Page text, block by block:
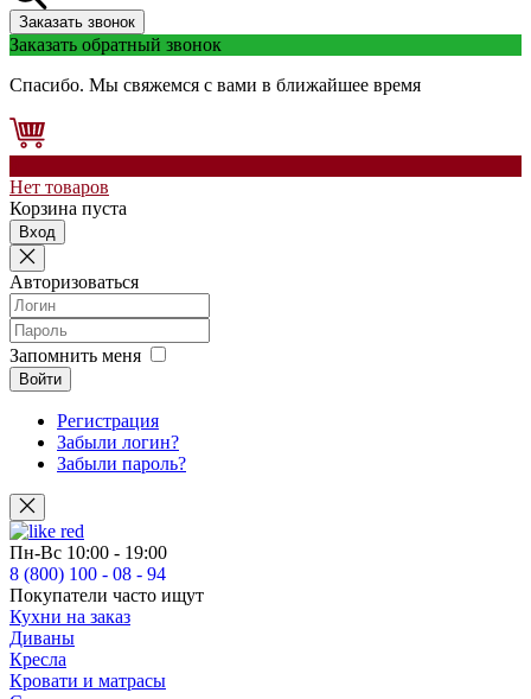
Заказать звонок
Заказать обратный звонок
Спасибо. Мы свяжемся с вами в ближайшее время
Нет товаров
Корзина пуста
Вход
Авторизоваться
Запомнить меня
Войти
Регистрация
Забыли логин?
Забыли пароль?
Пн-Вс 10:00 - 19:00
8 (800) 100 - 08 - 94
Покупатели часто ищут
Кухни на заказ
Диваны
Кресла
Кровати и матрасы